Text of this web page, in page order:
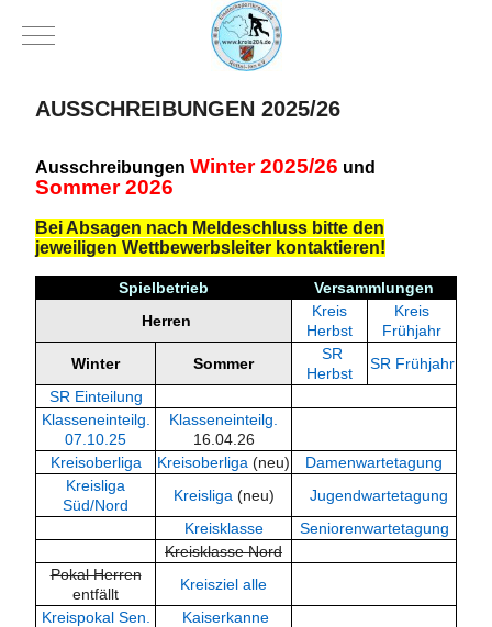
Mobile Menu Toggle
AUSSCHREIBUNGEN 2025/26
Ausschreibungen Winter 2025/26 und
Sommer 2026
Bei Absagen nach Meldeschluss bitte den
jeweiligen Wettbewerbsleiter kontaktieren!
Spielbetrieb
Versammlungen
Herren
Kreis
Herbst
Kreis
Frühjahr
Winter
Sommer
SR
Herbst
SR Frühjahr
SR Einteilung
Klasseneinteilg.
07.10.25
Klasseneinteilg.
16.04.26
Kreisoberliga
Kreisoberliga (neu)
Damenwartetagung
Kreisliga
Süd/Nord
Kreisliga (neu)
Jugendwartetagung
Kreisklasse
Seniorenwartetagung
Kreisklasse Nord
Pokal Herren
entfällt
Kreisziel alle
Kreispokal Sen.
Kaiserkanne